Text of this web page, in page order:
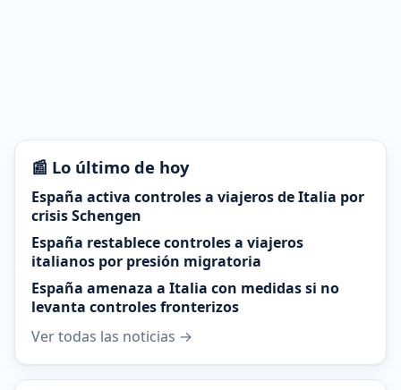
📰 Lo último de hoy
España activa controles a viajeros de Italia por
crisis Schengen
España restablece controles a viajeros
italianos por presión migratoria
España amenaza a Italia con medidas si no
levanta controles fronterizos
Ver todas las noticias →